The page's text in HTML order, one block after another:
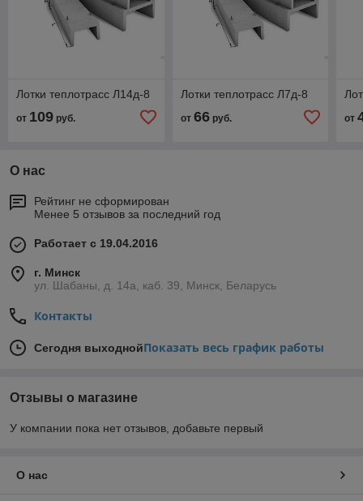
Лотки теплотрасс Л14д-8
от 109 руб.
Лотки теплотрасс Л7д-8
от 66руб. от
О нас
Рейтинг не сформирован
Менее 5 отзывов за последний год
Работает с 19.04.2016
г. Минск
ул. Шабаны, д. 14а, каб. 39, Минск, Беларусь
Контакты
Сегодня выходнойПоказать весь график работы
Отзывы о магазине
У компании пока нет отзывов, добавьте первый
О нас